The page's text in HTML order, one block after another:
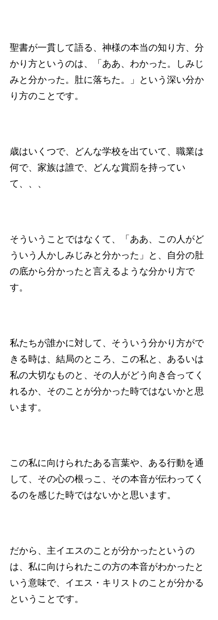
聖書が一貫して語る、神様の本当の知り方、分
かり方というのは、「ああ、わかった。しみじ
みと分かった。肚に落ちた。」という深い分か
り方のことです。
歳はいくつで、どんな学校を出ていて、職業は
何で、家族は誰で、どんな賞罰を持ってい
て、、、
そういうことではなくて、「ああ、この人がど
ういう人かしみじみと分かった」と、自分の肚
の底から分かったと言えるような分かり方で
す。
私たちが誰かに対して、そういう分かり方がで
きる時は、結局のところ、この私と、あるいは
私の大切なものと、その人がどう向き合ってく
れるか、そのことが分かった時ではないかと思
います。
この私に向けられたある言葉や、ある行動を通
して、その心の根っこ、その本音が伝わってく
るのを感じた時ではないかと思います。
だから、主イエスのことが分かったというの
は、私に向けられたこの方の本音がわかったと
いう意味で、イエス・キリストのことが分かる
ということです。